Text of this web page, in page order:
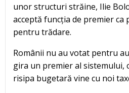
unor structuri străine, Ilie
acceptă funcția de premier ca
pentru trădare.
Românii nu au votat pentru
gira un premier al sistemului,
risipa bugetară vine cu noi